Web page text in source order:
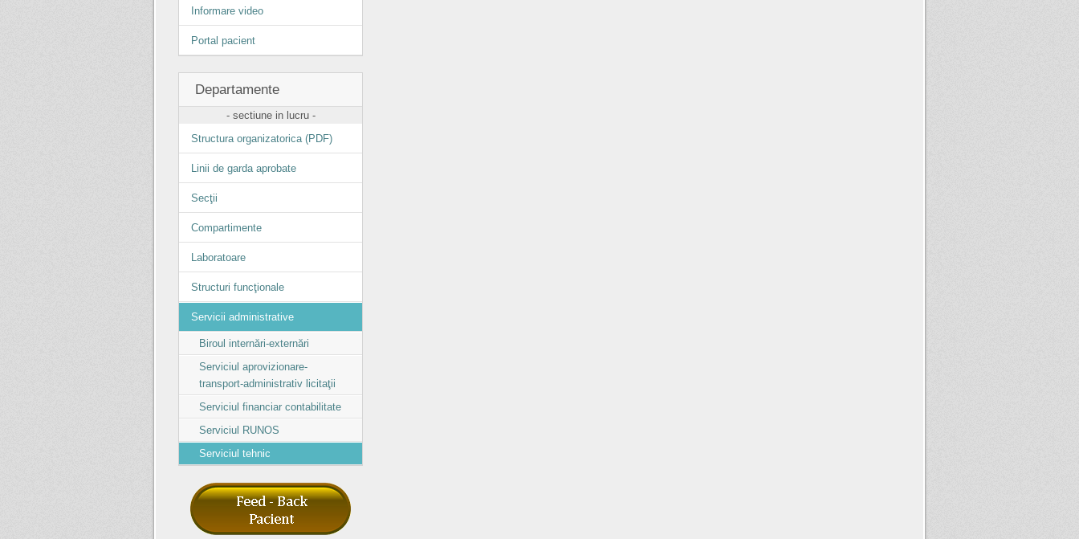
Informare video
Portal pacient
Departamente
- sectiune in lucru -
Structura organizatorica (PDF)
Linii de garda aprobate
Secţii
Compartimente
Laboratoare
Structuri funcţionale
Servicii administrative
Biroul internări-externări
Serviciul aprovizionare-
transport-administrativ licitaţii
Serviciul financiar contabilitate
Serviciul RUNOS
Serviciul tehnic